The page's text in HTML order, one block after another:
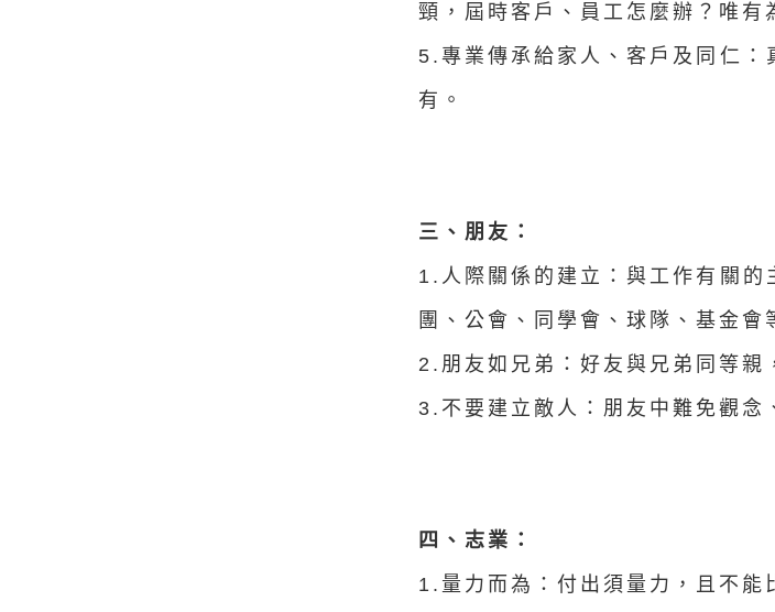
頸，屆時客戶、員工怎麼辦？唯有
5.專業傳承給家人、客戶及同仁：
有。
三、朋友：
1.人際關係的建立：與工作有關的
團、公會、同學會、球隊、基金會
2.朋友如兄弟：好友與兄弟同等親
3.不要建立敵人：朋友中難免觀念
四、志業：
1.量力而為：付出須量力，且不能